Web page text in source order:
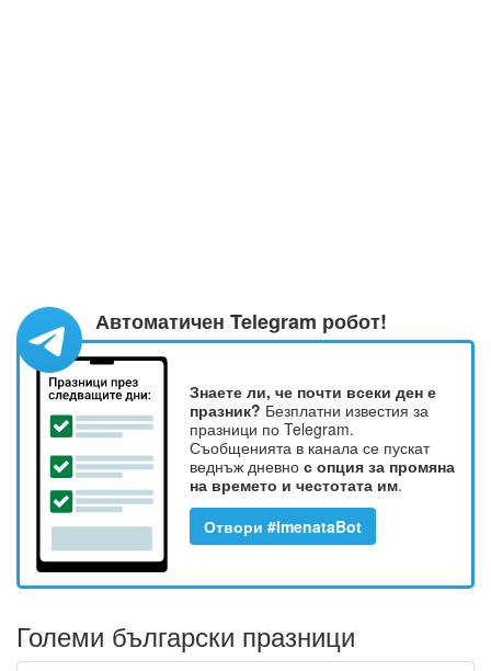
Автоматичен Telegram робот!
Знаете ли, че почти всеки ден е
празник? Безплатни известия за
празници по Telegram.
Съобщенията в канала се пускат
веднъж дневно с опция за промяна
на времето и честотата им.
Отвори #ImenataBot
Големи български празници